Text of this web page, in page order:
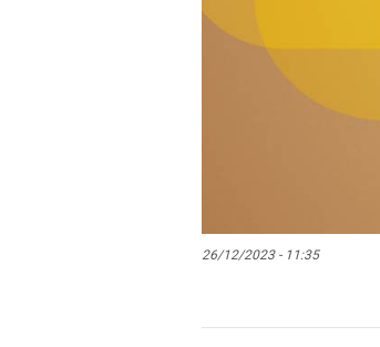
26/12/2023 - 11:35